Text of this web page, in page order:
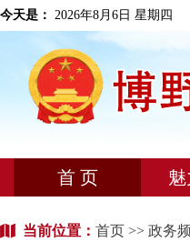
今天是： 2026年8月6日 星期四
首 页
当前位置： 首页 >> 政务